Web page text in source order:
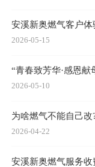
安溪新奥燃气客户
2026-05-15
“青春致芳华·感恩献
2026-05-10
为啥燃气不能自己
2026-04-22
安溪新奥燃气服务